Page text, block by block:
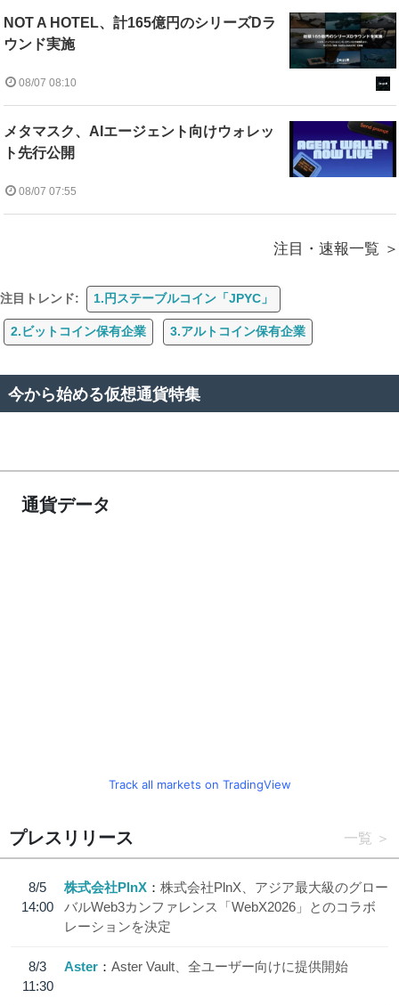
NOT A HOTEL、計165億円のシリーズDラ
ウンド実施
08/07 08:10
メタマスク、AIエージェント向けウォレッ
ト先行公開
08/07 07:55
注目・速報一覧
注目トレンド: 1.円ステーブルコイン「JPYC」
2.ビットコイン保有企業 3.アルトコイン保有企業
今から始める仮想通貨特集
通貨データ
Track all markets on TradingView
プレスリリース 一覧
8/5
14:00
株式会社PlnX
株式会社PlnX、アジア最大級のグロー
バルWeb3カンファレンス「WebX2026」とのコラボ
レーションを決定
8/3
11:30
Aster Aster Vault、全ユーザー向けに提供開始